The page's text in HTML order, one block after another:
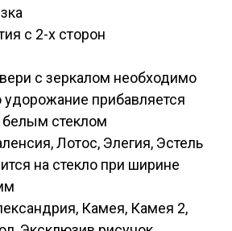
с 2-х сторон
с зеркалом необходимо
удорожание прибавляется
белым стеклом
Лотос, Элегия, Эстель
на стекло при ширине
Камея, Камея 2,